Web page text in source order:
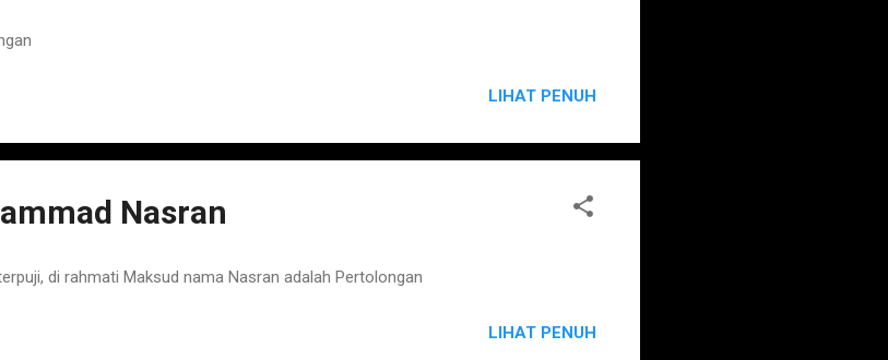
LIHAT PENUH
Nasran
di rahmati Maksud nama Nasran adalah Pertolongan
LIHAT PENUH